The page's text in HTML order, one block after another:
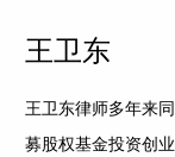
王卫东
王卫东律师多年来
募股权基金投资创